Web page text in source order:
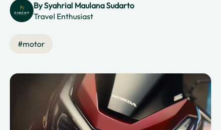
BySyahrial Maulana Sudarto
Travel Enthusiast
#motor